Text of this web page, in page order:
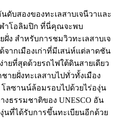
ดับสองของทะเลสาบเจนีวาและ
ฬาโอลิมปิก ที่นี่คุณจะพบ
สำหรับการชมวิวทะเลสาบเจ
ากเมืองเก่าที่มีเสน่ห์แต่ลาดชัน
ยที่สุดด้วยรถไฟใต้ดินสายเดียว
ายฝั่งทะเลสาบไปทั่วทั้งเมือง
ลซานน์ล้อมรอบไปด้วยไร่องุ่น
ธรรมชาติของ UNESCO อัน
นที่ได้รับการขึ้นทะเบียนอีกด้วย